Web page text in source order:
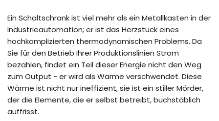
Ein Schaltschrank ist viel mehr als ein Metallkasten in der
Industrieautomation; er ist das Herzstück eines
hochkomplizierten thermodynamischen Problems. Da
Sie für den Betrieb Ihrer Produktionslinien Strom
bezahlen, findet ein Teil dieser Energie nicht den Weg
zum Output - er wird als Wärme verschwendet. Diese
Wärme ist nicht nur ineffizient, sie ist ein stiller Mörder,
der die Elemente, die er selbst betreibt, buchstäblich
auffrisst.